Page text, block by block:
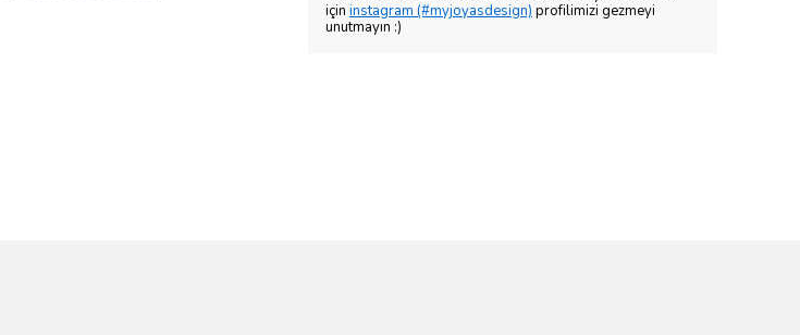
için instagram (#myjoyasdesign) profilimizi gezmeyi
unutmayın :)